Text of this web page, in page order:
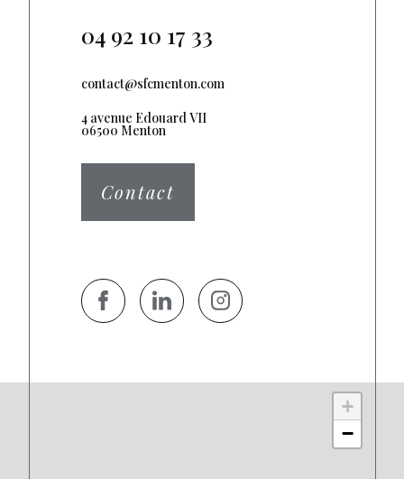
+
−
04 92 10 17 33
contact@sfcmenton.com
4 avenue Edouard VII
06500 Menton
Contact